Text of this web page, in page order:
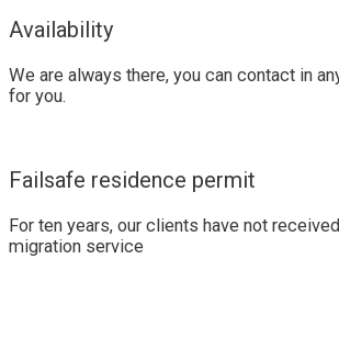
Availability
We are always there, you can contact in
for you.
Failsafe residence permit
For ten years, our clients have not
migration service